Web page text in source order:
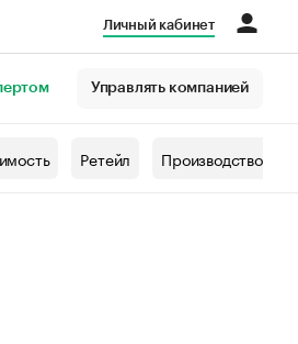
Личный кабинет
Управлять компанией
Ретейл Производство